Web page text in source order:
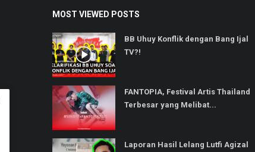
MOST VIEWED POSTS
BB Uhuy Konflik dengan Bang Ijal
TV?!
FANTOPIA, Festival Artis Thailand
Terbesar yang Melibat...
Laporan Hasil Lelang Lutfi Agizal